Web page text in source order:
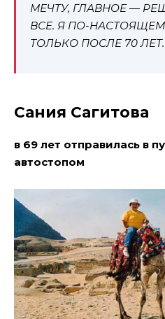
МЕЧТУ, ГЛАВНОЕ —
ВСЕ. Я ПО-
ТОЛЬКО ПОСЛЕ 70 ЛЕТ.
Сания Сагитова
в 69 лет отправилась в
автостопом